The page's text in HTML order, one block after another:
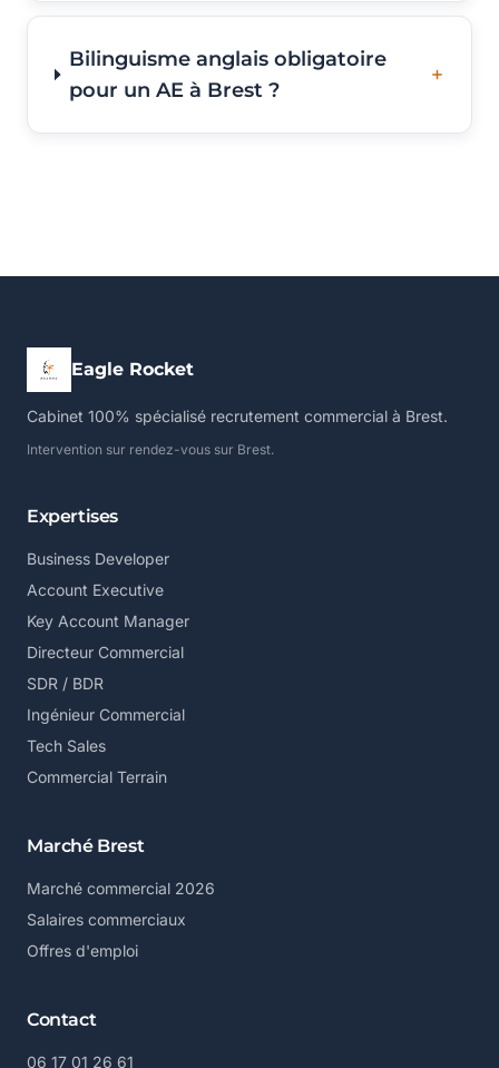
Bilinguisme anglais obligatoire
pour un AE à Brest ?
Eagle Rocket
Cabinet 100% spécialisé recrutement commercial à Brest.
Intervention sur rendez-vous sur Brest.
Expertises
Business Developer
Account Executive
Key Account Manager
Directeur Commercial
SDR / BDR
Ingénieur Commercial
Tech Sales
Commercial Terrain
Marché Brest
Marché commercial 2026
Salaires commerciaux
Offres d'emploi
Contact
06 17 01 26 61